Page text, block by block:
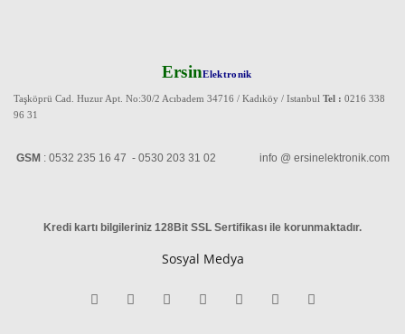
ErsinElektronik
Taşköprü Cad. Huzur Apt. No:30/2 Acıbadem 34716 / Kadıköy / Istanbul Tel : 0216 338
96 31
GSM : 0532 235 16 47 - 0530 203 31 02 info @ ersinelektronik.com
Kredi kartı bilgileriniz 128Bit SSL Sertifikası ile korunmaktadır.
Sosyal Medya